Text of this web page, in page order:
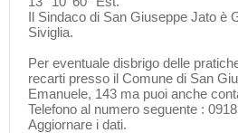
Il Sindaco di San Giuseppe Jato è
Siviglia.
Per eventuale disbrigo delle
recarti presso il Comune di San
Emanuele, 143 ma puoi anche
Telefono al numero seguente :
Aggiornare i dati.